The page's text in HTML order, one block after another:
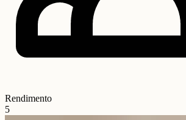
Rendimento
5